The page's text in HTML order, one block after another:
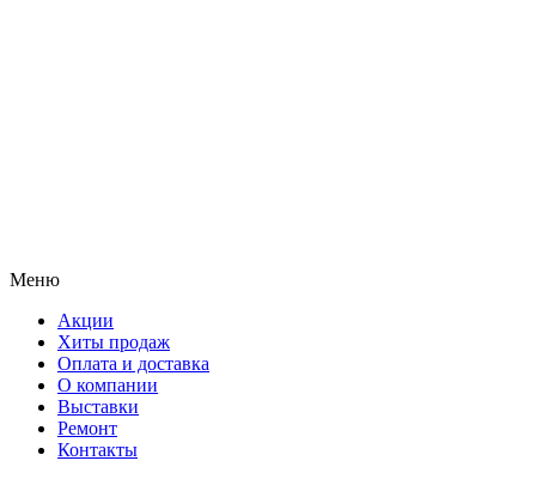
Меню
Акции
Хиты продаж
Оплата и доставка
О компании
Выставки
Ремонт
Контакты